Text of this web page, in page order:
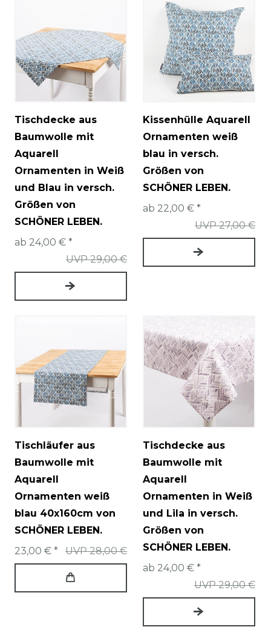
Tischdecke aus
Baumwolle mit
Aquarell
Ornamenten in Weiß
und Blau in versch.
Größen von
SCHÖNER LEBEN.
UVP 29,00 €
ab 24,00 € *
Kissenhülle Aquarell
Ornamenten weiß
blau in versch.
Größen von
SCHÖNER LEBEN.
UVP 27,00 €
ab 22,00 € *
Tischläufer aus
Baumwolle mit
Aquarell
Ornamenten weiß
blau 40x160cm von
SCHÖNER LEBEN.
UVP 28,00 €
23,00 € *
Tischdecke aus
Baumwolle mit
Aquarell
Ornamenten in Weiß
und Lila in versch.
Größen von
SCHÖNER LEBEN.
UVP 29,00 €
ab 24,00 € *